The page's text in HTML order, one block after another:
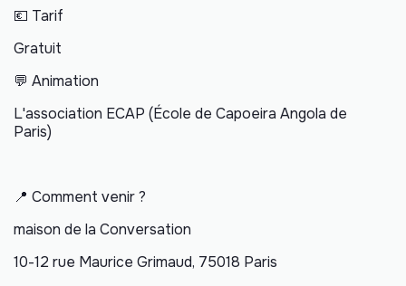
💶 Tarif
Gratuit
💬 Animation
L'association ECAP (École de Capoeira Angola de
Paris)
📍 Comment venir ?
maison de la Conversation
10-12 rue Maurice Grimaud, 75018 Paris